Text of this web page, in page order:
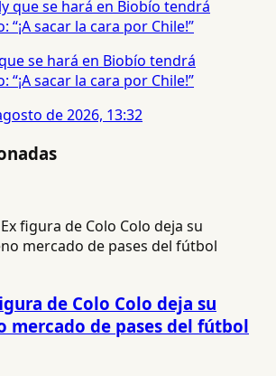
se hará en Biobío tendrá
sacar la cara por Chile!”
de 2026, 13:32
de Colo Colo deja su
mercado de pases del fútbol